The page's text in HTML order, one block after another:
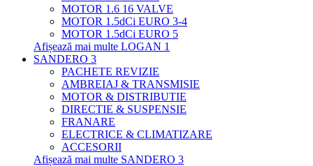
MOTOR 1.6 16 VALVE
MOTOR 1.5dCi EURO 3-4
MOTOR 1.5dCi EURO 5
Afișează mai multe LOGAN 1
SANDERO 3
PACHETE REVIZIE
AMBREIAJ & TRANSMISIE
MOTOR & DISTRIBUTIE
DIRECTIE & SUSPENSIE
FRANARE
ELECTRICE & CLIMATIZARE
ACCESORII
Afișează mai multe SANDERO 3